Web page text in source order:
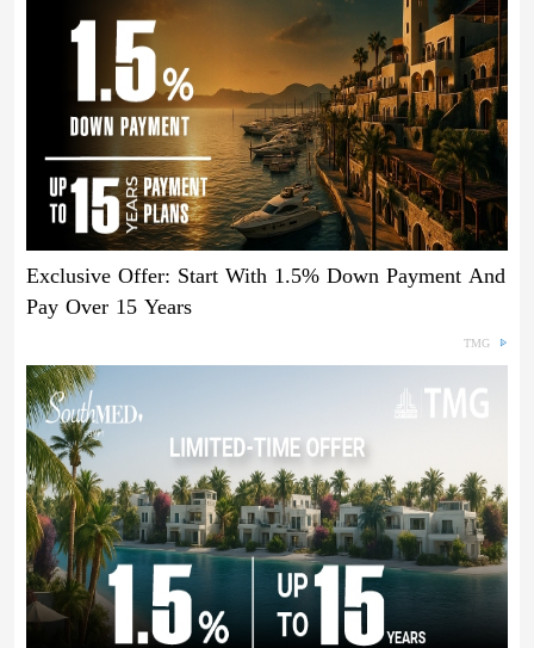
Exclusive Offer: Start With 1.5% Down Payment And
Pay Over 15 Years
TMG